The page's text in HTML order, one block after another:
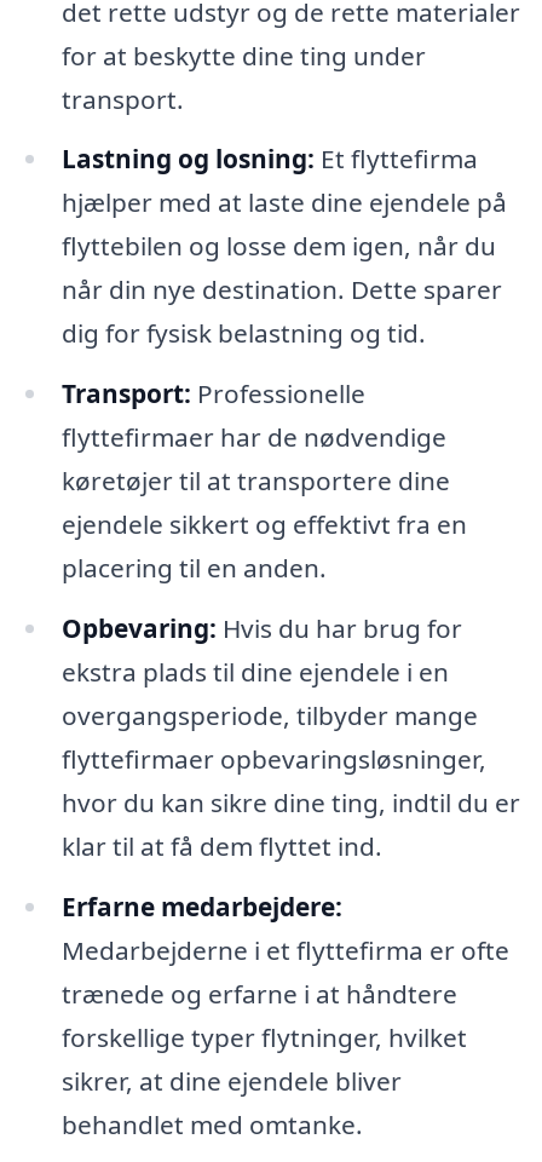
det rette udstyr og de rette materialer
for at beskytte dine ting under
transport.
Lastning og losning: Et flyttefirma
hjælper med at laste dine ejendele på
flyttebilen og losse dem igen, når du
når din nye destination. Dette sparer
dig for fysisk belastning og tid.
Transport: Professionelle
flyttefirmaer har de nødvendige
køretøjer til at transportere dine
ejendele sikkert og effektivt fra en
placering til en anden.
Opbevaring: Hvis du har brug for
ekstra plads til dine ejendele i en
overgangsperiode, tilbyder mange
flyttefirmaer opbevaringsløsninger,
hvor du kan sikre dine ting, indtil du er
klar til at få dem flyttet ind.
Erfarne medarbejdere:
Medarbejderne i et flyttefirma er ofte
trænede og erfarne i at håndtere
forskellige typer flytninger, hvilket
sikrer, at dine ejendele bliver
behandlet med omtanke.